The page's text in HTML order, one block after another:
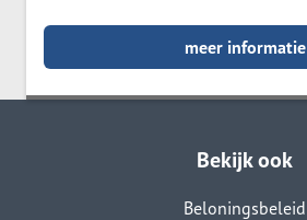
meer informatie
Bekijk ook
Beloningsbeleid